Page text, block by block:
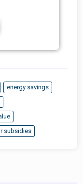
energy savings
subsidies